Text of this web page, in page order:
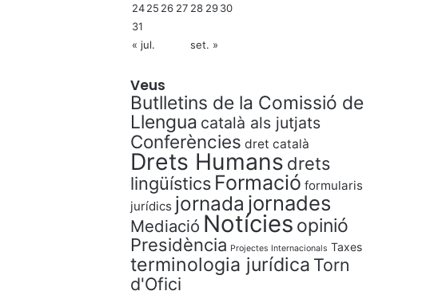
2425 26 27 28 2930
31
« jul.
set. »
Veus
Butlletins de la Comissió de
Llengua català als jutjats
Conferències dret català
Drets Humans drets
lingüístics Formació formularis
jurídics jornada jornades
Mediació Notícies opinió
Presidència Projectes Internacionals Taxes
terminologia jurídica Torn
d'Ofici